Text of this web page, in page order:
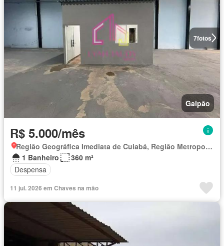
7fotos
Galpão
R$ 5.000/mês
Região Geográfica Imediata de Cuiabá, Região Metropolitana do Vale do Rio Cuiabá
1 Banheiro
360 m²
Despensa
11 jul. 2026 em Chaves na mão